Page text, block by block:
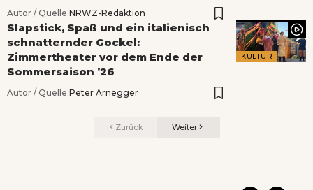
Autor / Quelle:NRWZ-Redaktion
KULTUR
Slapstick, Spaß und ein italienisch
schnatternder Gockel:
Zimmertheater vor dem Ende der
Sommersaison ’26
Autor / Quelle:Peter Arnegger
Zurück Weiter